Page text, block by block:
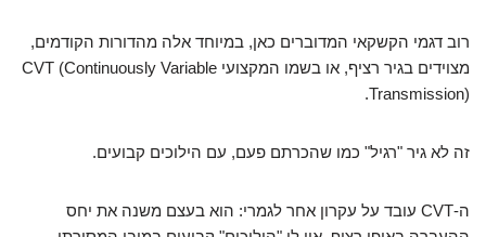
רוב דגמי הקשקאי המדוברים כאן, במיוחד אלה מהדורות הקודמים,
מצוידים בגיר רציף, או בשמו המקצועי CVT (Continuously Variable
Transmission).
זה לא גיר "רגיל" כמו שהכרתם פעם, עם הילוכים קבועים.
ה-CVT עובד על עקרון אחר לגמרי: הוא בעצם משנה את יחס